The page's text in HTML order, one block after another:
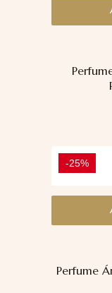
-25%
Perfume